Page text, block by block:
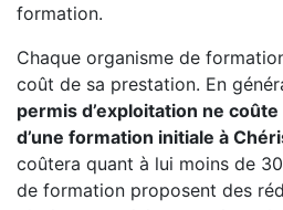
formation.
Chaque organisme de
coût de sa prestation. En
permis d’exploitation ne
d’une formation initiale à
coûtera quant à lui moins de
de formation proposent des